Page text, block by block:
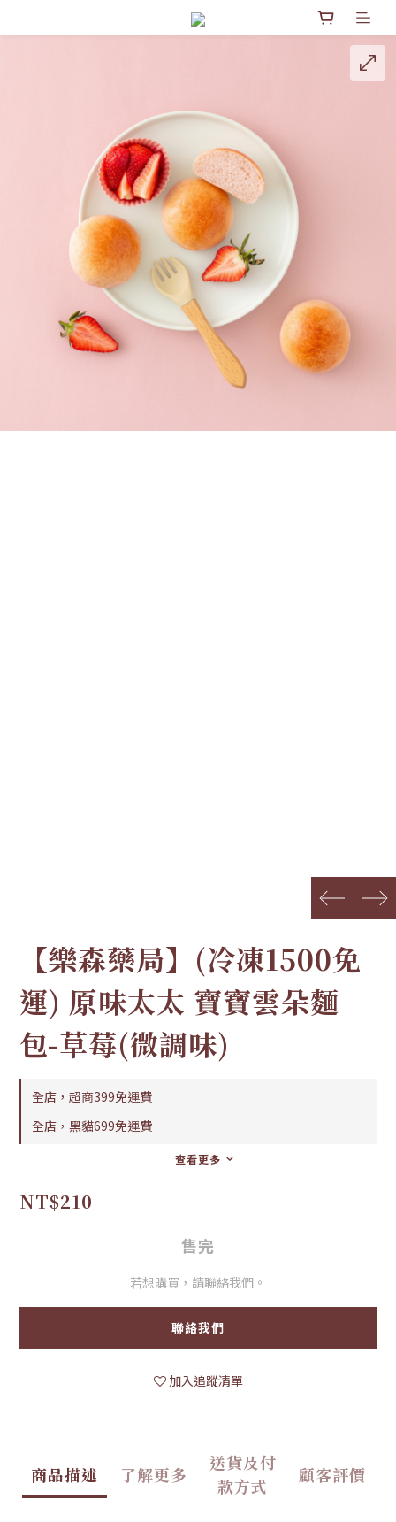
prev next
【樂森藥局】(冷凍1500免
運) 原味太太 寶寶雲朵麵
包-草莓(微調味)
全店，超商399免運費
全店，黑貓699免運費
查看更多
NT$210
售完
若想購買，請聯絡我們。
聯絡我們
加入追蹤清單
商品描述 了解更多
送貨及付
款方式
顧客評價